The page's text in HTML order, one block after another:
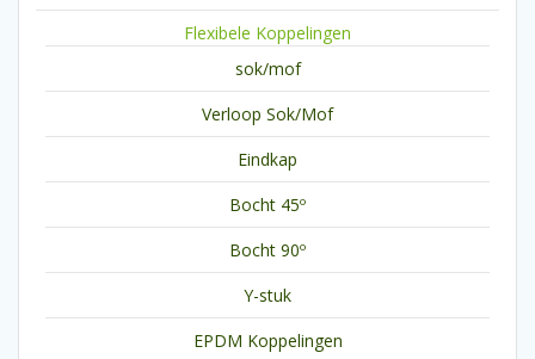
Flexibele Koppelingen
sok/mof
Verloop Sok/Mof
Eindkap
Bocht 45º
Bocht 90º
Y-stuk
EPDM Koppelingen